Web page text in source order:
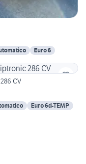
Euro 6
CV
Euro 6d-TEMP